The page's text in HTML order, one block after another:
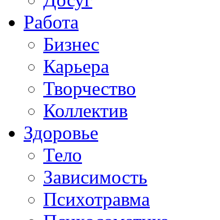
Работа
Бизнес
Карьера
Творчество
Коллектив
Здоровье
Тело
Зависимость
Психотравма